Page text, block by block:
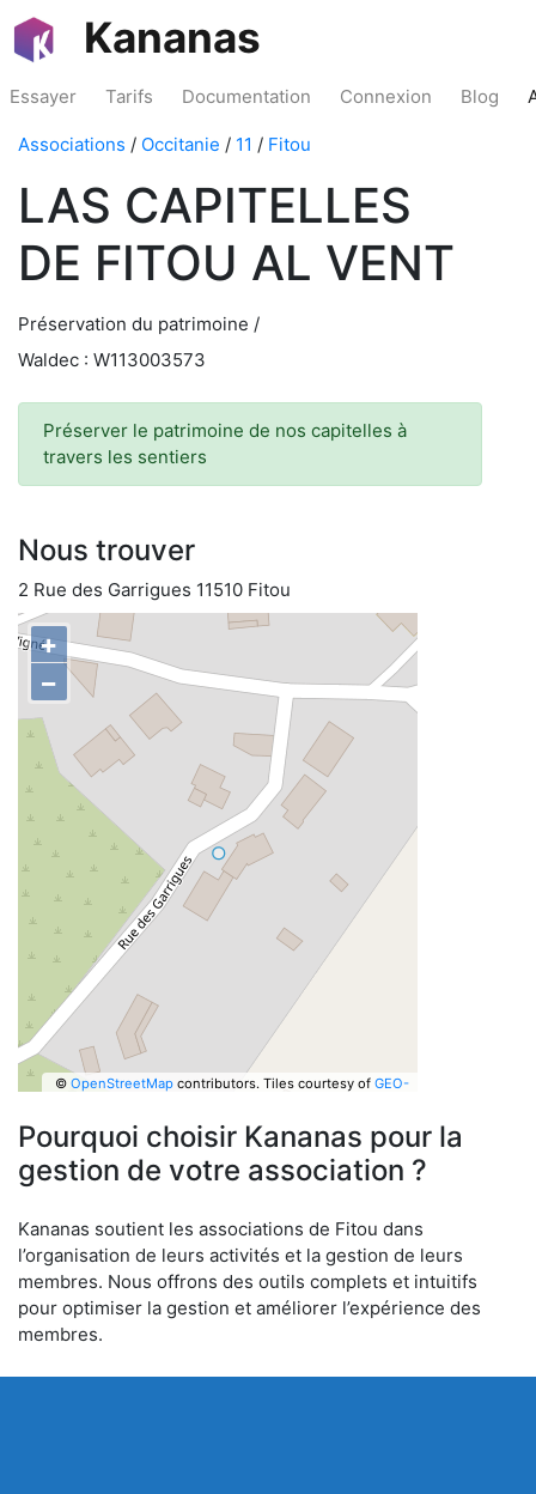
Kananas
Essayer Tarifs Documentation Connexion Blog
Associations / Occitanie / 11 / Fitou
LAS CAPITELLES
DE FITOU AL VENT
Préservation du patrimoine /
Waldec : W113003573
Préserver le patrimoine de nos capitelles à
travers les sentiers
Nous trouver
2 Rue des Garrigues 11510 Fitou
+
−
© OpenStreetMapcontributors. Tiles courtesy of GEO-
Pourquoi choisir Kananas pour la
gestion de votre association ?
Kananas soutient les associations de Fitou dans
l’organisation de leurs activités et la gestion de leurs
membres. Nous offrons des outils complets et intuitifs
pour optimiser la gestion et améliorer l’expérience des
membres.